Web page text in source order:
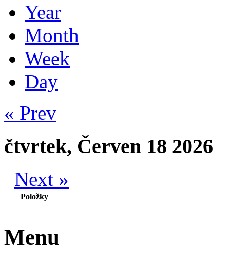
Year
Month
Week
Day
« Prev
čtvrtek, Červen 18 2026
Next »
Položky
Menu